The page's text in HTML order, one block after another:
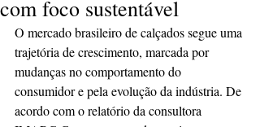
com foco sustentável
O mercado brasileiro de calçados segue uma
trajetória de crescimento, marcada por
mudanças no comportamento do
consumidor e pela evolução da indústria. De
acordo com o relatório da consultora